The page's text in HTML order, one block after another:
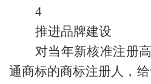
4
推进品牌建设
对当年新核准注册
通商标的商标注册人，